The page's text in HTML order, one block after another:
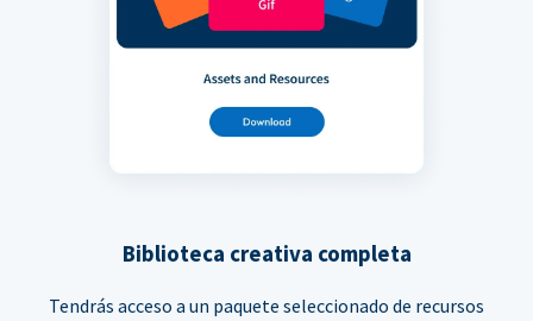
Biblioteca creativa completa
Tendrás acceso a un paquete seleccionado de recursos